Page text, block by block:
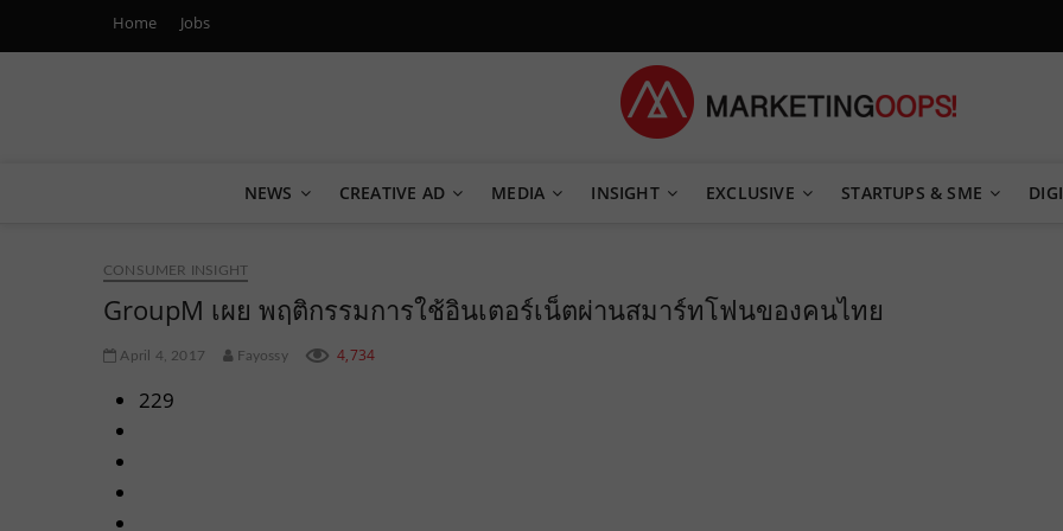
Home Jobs
Marketing Oops!
NEWS CREATIVE AD MEDIA INSIGHT EXCLUSIVE STARTUPS & SME
CONSUMER INSIGHT
GroupM เผย พฤติกรรมการใช้อินเตอร์เน็ตผ่านสมาร์ทโฟนของคนไทย
April 4, 2017 Fayossy 4,734
229